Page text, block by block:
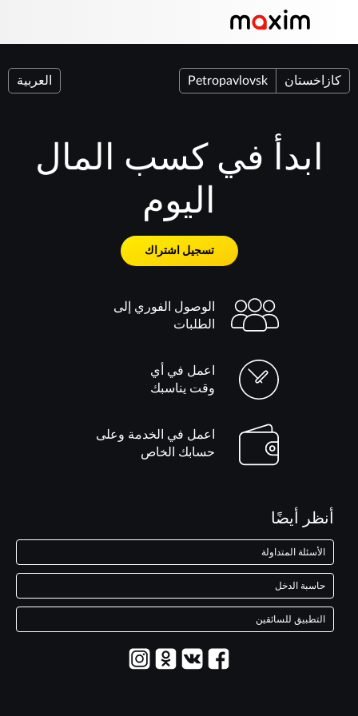
كازاخستان Petropavlovsk العربية
ابدأ في كسب المال
اليوم
تسجيل اشتراك
الوصول الفوري إلى
الطلبات
اعمل في أي
وقت يناسبك
اعمل في الخدمة وعلى
حسابك الخاص
أنظر أيضًا
الأسئلة المتداولة
حاسبة الدخل
التطبيق للسائقين